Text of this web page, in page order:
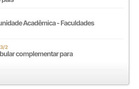
Acadêmica - Faculdades
2
complementar para